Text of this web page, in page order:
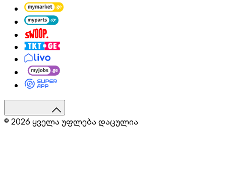
© 2026 ყველა უფლება დაცულია